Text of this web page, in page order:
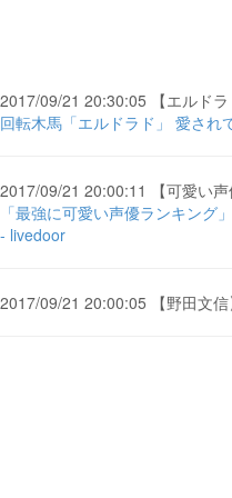
2017/09/21 20:30:05 【エルドラ
回転木馬「エルドラド」 愛され
2017/09/21 20:00:11 【可愛い声
「最強に可愛い声優ランキング
- livedoor
2017/09/21 20:00:05 【野田文信